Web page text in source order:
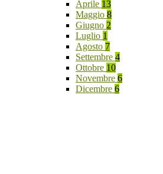
Aprile 13
Maggio 8
Giugno 2
Luglio 1
Agosto 7
Settembre 4
Ottobre 10
Novembre 6
Dicembre 6